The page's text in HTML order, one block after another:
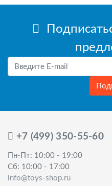
+7 (499) 350-55-60
Пн-Пт: 10:00 - 19:00
Сб: 10:00 - 17:00
info@toys-shop.ru